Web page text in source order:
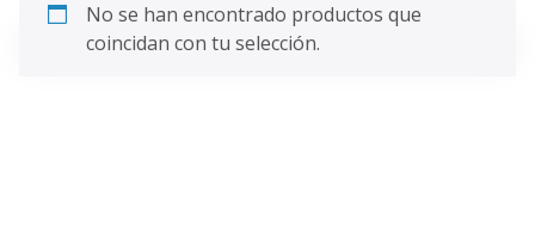
No se han encontrado productos que
coincidan con tu selección.